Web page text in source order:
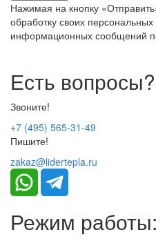
Нажимая на кнопку
обработку своих
информационных сообщений
Есть вопросы?
Звоните!
+7 (495) 565-31-49
Пишите!
zakaz@lidertepla.ru
Режим работы: